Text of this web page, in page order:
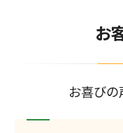
お
お喜びの